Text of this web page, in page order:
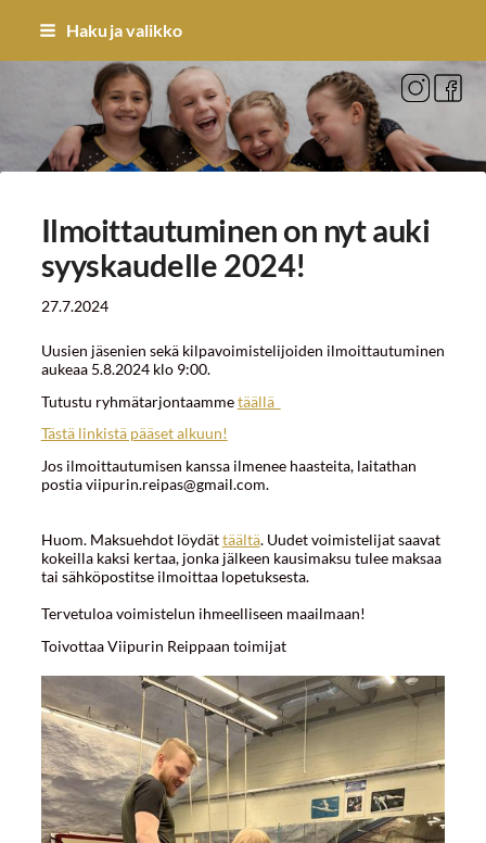
Siirry
sivun
sisältöön
Haku ja valikko
Sivuston etusivulle
Ilmoittautuminen on nyt auki
syyskaudelle 2024!
27.7.2024
Uusien jäsenien sekä kilpavoimistelijoiden ilmoittautuminen
aukeaa 5.8.2024 klo 9:00.
Tutustu ryhmätarjontaammetäällä
Tästä linkistä pääset alkuun!
Jos ilmoittautumisen kanssa ilmenee haasteita, laitathan
postia viipurin.reipas@gmail.com.
Huom. Maksuehdot löydättäältä. Uudet voimistelijat saavat
kokeilla kaksi kertaa, jonka jälkeen kausimaksu tulee maksaa
tai sähköpostitse ilmoittaa lopetuksesta.
Tervetuloa voimistelun ihmeelliseen maailmaan!
Toivottaa Viipurin Reippaan toimijat